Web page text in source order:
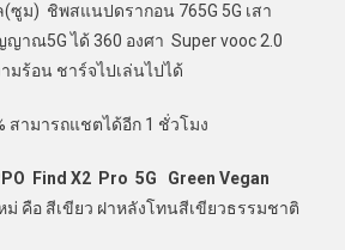
(ซูม) ชิพสแนปดรากอน 765G 5G เสา
ณ5G ได้ 360 องศา Super vooc 2.0
มร้อน ชาร์จไปเล่นไปได้
มารถแชตได้อีก 1 ชั่วโมง
Find X2 Pro 5G Green Vegan
ม่ คือ สีเขียว ฝาหลังโทนสีเขียวธรรมชาติ